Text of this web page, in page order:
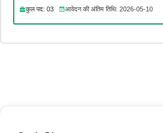
कुल पद: 03 आवेदन की अंतिम तिथि: 2026-05-10